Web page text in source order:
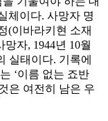
체이다. 사망자 명
(이바라키현 소재
자, 1944년 10월
실태이다. 기록에
‘이름 없는 죠반
은 여전히 남은 우